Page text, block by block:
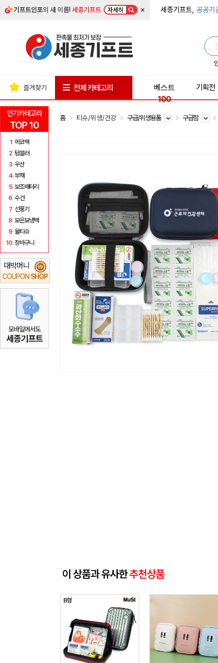
기프트인포의 새 이름!세종기프트 자세히 × 세종기프트, 공공기
인기카테고리
TOP 10
1 에코백
2 텀블러
3 우산
4 부채
5 보조배터리
6 수건
7 선풍기
8 보온보냉백
9 물티슈
10 장바구니
대박머니
COUPON SHOP
₩
모바일에서도
세종기프트
즐겨찾기 전체 카테고리
베스트
100
기획전
홈 티슈/위생/건강 구급/위생용품 구급함
이 상품과 유사한추천상품